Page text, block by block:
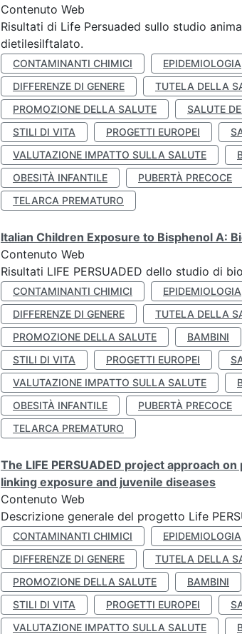
Contenuto Web
Risultati di Life Persuaded sullo studio
dietilesilftalato.
CONTAMINANTI CHIMICI EPIDEMIOLOGIA
DIFFERENZE DI GENERE
TUTELA DELLA
PROMOZIONE DELLA SALUTE
SALUTE
STILI DI VITA
PROGETTI EUROPEI
VALUTAZIONE IMPATTO SULLA SALUTE
OBESITÀ INFANTILE
PUBERTÀ PRECOCE
TELARCA PREMATURO
Italian Children Exposure to Bisphenol A:
Contenuto Web
Risultati LIFE PERSUADED dello studio di
CONTAMINANTI CHIMICI EPIDEMIOLOGIA
DIFFERENZE DI GENERE
TUTELA DELLA
PROMOZIONE DELLA SALUTE
BAMBINI
STILI DI VITA
PROGETTI EUROPEI
VALUTAZIONE IMPATTO SULLA SALUTE
OBESITÀ INFANTILE
PUBERTÀ PRECOCE
TELARCA PREMATURO
The LIFE PERSUADED project approach
linking exposure and juvenile diseases
Contenuto Web
Descrizione generale del progetto Life
CONTAMINANTI CHIMICI EPIDEMIOLOGIA
DIFFERENZE DI GENERE
TUTELA DELLA
PROMOZIONE DELLA SALUTE
BAMBINI
STILI DI VITA
PROGETTI EUROPEI
VALUTAZIONE IMPATTO SULLA SALUTE